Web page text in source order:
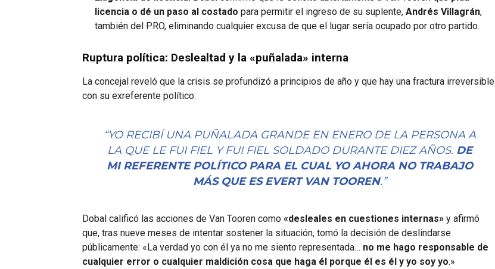
licencia o dé un paso al costado para permitir el ingreso de su suplente, Andrés Villagrán,
también del PRO, eliminando cualquier excusa de que el lugar sería ocupado por otro partido.
Ruptura política: Deslealtad y la «puñalada» interna
La concejal reveló que la crisis se profundizó a principios de año y que hay una fractura irreversible
con su exreferente político:
“YO RECIBÍ UNA PUÑALADA GRANDE EN ENERO DE LA PERSONA A
LA QUE LE FUI FIEL Y FUI FIEL SOLDADO DURANTE DIEZ AÑOS. DE
MI REFERENTE POLÍTICO PARA EL CUAL YO AHORA NO TRABAJO
MÁS QUE ES EVERT VAN TOOREN.”
Dobal calificó las acciones de Van Tooren como «desleales en cuestiones internas» y afirmó
que, tras nueve meses de intentar sostener la situación, tomó la decisión de deslindarse
públicamente: «La verdad yo con él ya no me siento representada… no me hago responsable de
cualquier error o cualquier maldición cosa que haga él porque él es él y yo soy yo.»